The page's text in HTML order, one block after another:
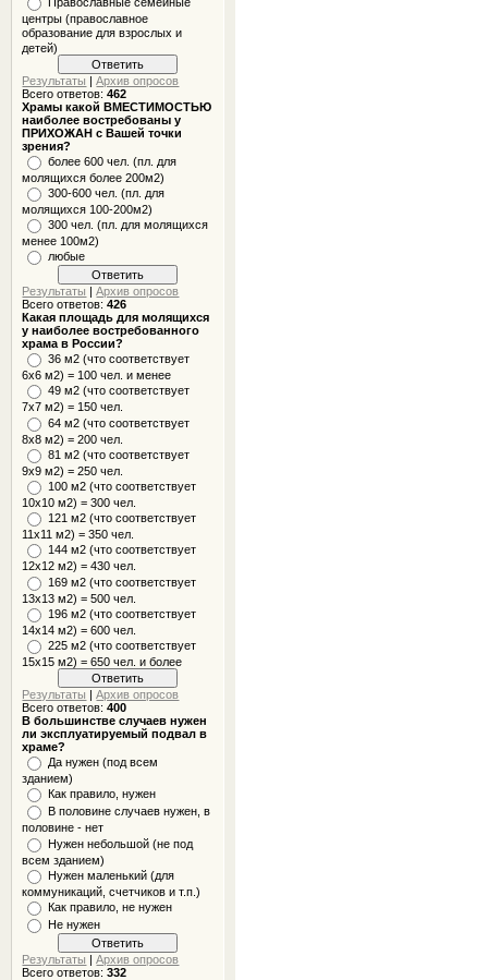
центры (православное
образование для взрослых и
детей)
Результаты |Архив опросов
Всего ответов:462
Храмы какой ВМЕСТИМОСТЬЮ
наиболее востребованы у
ПРИХОЖАН с Вашей точки
зрения?
более 600 чел. (пл. для
молящихся более 200м2)
300-600 чел. (пл. для
молящихся 100-200м2)
300 чел. (пл. для молящихся
менее 100м2)
любые
Результаты |Архив опросов
Всего ответов:426
Какая площадь для молящихся
у наиболее востребованного
храма в России?
36 м2 (что соответствует
6x6 м2) = 100 чел. и менее
49 м2 (что соответствует
7x7 м2) = 150 чел.
64 м2 (что соответствует
8x8 м2) = 200 чел.
81 м2 (что соответствует
9х9 м2) = 250 чел.
100 м2 (что соответствует
10x10 м2) = 300 чел.
121 м2 (что соответствует
11х11 м2) = 350 чел.
144 м2 (что соответствует
12х12 м2) = 430 чел.
169 м2 (что соответствует
13х13 м2) = 500 чел.
196 м2 (что соответствует
14х14 м2) = 600 чел.
225 м2 (что соответствует
15х15 м2) = 650 чел. и более
Результаты |Архив опросов
Всего ответов:400
В большинстве случаев нужен
ли эксплуатируемый подвал в
храме?
Да нужен (под всем
зданием)
Как правило, нужен
В половине случаев нужен, в
половине - нет
Нужен небольшой (не под
всем зданием)
Нужен маленький (для
коммуникаций, счетчиков и т.п.)
Как правило, не нужен
Не нужен
Результаты |Архив опросов
Всего ответов:332